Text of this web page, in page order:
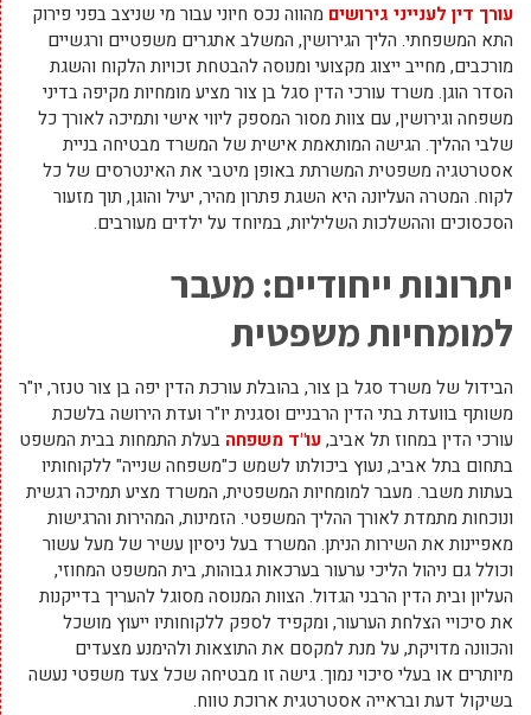
עורך דין לענייני גירושים מהווה נכס חיוני עבור מי שניצב בפני פירוק
התא המשפחתי. הליך הגירושין, המשלב אתגרים משפטיים ורגשיים
מורכבים, מחייב ייצוג מקצועי ומנוסה להבטחת זכויות הלקוח והשגת
הסדר הוגן. משרד עורכי הדין סגל בן צור מציע מומחיות מקיפה בדיני
משפחה וגירושין, עם צוות מסור המספק ליווי אישי ותמיכה לאורך כל
שלבי ההליך. הגישה המותאמת אישית של המשרד מבטיחה בניית
אסטרטגיה משפטית המשרתת באופן מיטבי את האינטרסים של כל
לקוח. המטרה העליונה היא השגת פתרון מהיר, יעיל והוגן, תוך מזעור
הסכסוכים וההשלכות השליליות, במיוחד על ילדים מעורבים.
יתרונות ייחודיים: מעבר
למומחיות משפטית
הבידול של משרד סגל בן צור, בהובלת עורכת הדין יפה בן צור טנזר, יו"ר
משותף בוועדת בתי הדין הרבניים וסגנית יו"ר ועדת הירושה בלשכת
עורכי הדין במחוז תל אביב,עו"ד משפחה בעלת התמחות בבית המשפט
בתחום בתל אביב, נעוץ ביכולתו לשמש כ"משפחה שנייה" ללקוחותיו
בעתות משבר. מעבר למומחיות המשפטית, המשרד מציע תמיכה רגשית
ונוכחות מתמדת לאורך ההליך המשפטי. הזמינות, המהירות והרגישות
מאפיינות את השירות הניתן. המשרד בעל ניסיון עשיר של מעל עשור
וכולל גם ניהול הליכי ערעור בערכאות גבוהות, בית המשפט המחוזי,
העליון ובית הדין הרבני הגדול. הצוות המנוסה מסוגל להעריך בדייקנות
את סיכויי הצלחת הערעור, ומקפיד לספק ללקוחותיו ייעוץ מושכל
והכוונה מדויקת, על מנת למקסם את התוצאות ולהימנע מצעדים
מיותרים או בעלי סיכוי נמוך. גישה זו מבטיחה שכל צעד משפטי נעשה
בשיקול דעת ובראייה אסטרטגית ארוכת טווח.